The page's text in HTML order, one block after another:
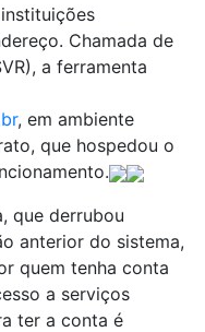
Chamada de
a ferramenta
, em ambiente
que hospedou o
que derrubou
anterior do sistema,
quem tenha conta
a serviços
ter a conta é